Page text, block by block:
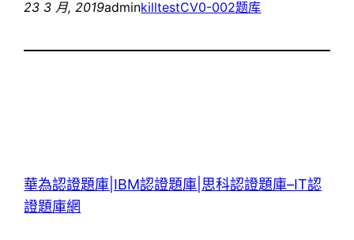
23 3 月, 2019adminkilltestCV0-002题库
華為認證題庫|IBM認證題庫|思科認證題庫–IT認
證題庫網